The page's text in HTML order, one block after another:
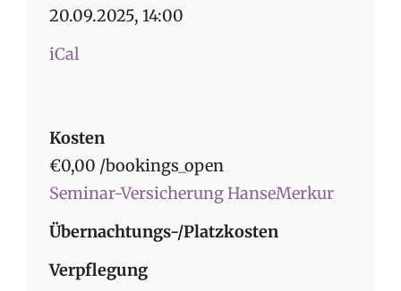
20.09.2025, 14:00
iCal
Kosten
€0,00 /bookings_open
Seminar-Versicherung HanseMerkur
Übernachtungs-/Platzkosten
Verpflegung